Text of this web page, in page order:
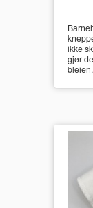
ikke
gjør